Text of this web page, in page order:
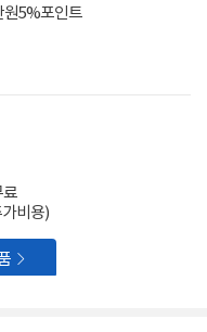
원5%포인트
료
비용)
